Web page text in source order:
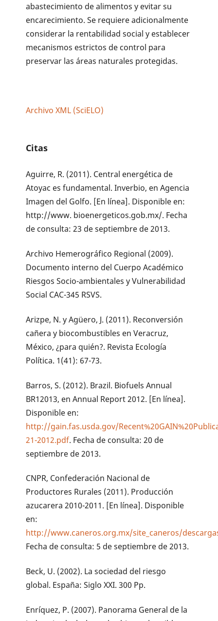
abastecimiento de ali­mentos y evitar su
encarecimiento. Se requiere adicionalmente
con­siderar la rentabilidad social y establecer
mecanismos estrictos de control para
preservar las áreas naturales protegidas.
Archivo XML (SciELO)
Citas
Aguirre, R. (2011). Central energética de
Atoyac es fundamental. Inverbio, en Agencia
Imagen del Golfo. [En línea]. Disponible en:
http://www. bioenergeticos.gob.mx/. Fecha
de consulta: 23 de septiembre de 2013.
Archivo Hemerográfico Regional (2009).
Documento interno del Cuerpo Académico
Riesgos Socio-ambientales y Vulnerabilidad
Social CAC-345 RSVS.
Arizpe, N. y Agüero, J. (2011). Reconversión
cañera y biocombustibles en Veracruz,
México, ¿para quién?. Revista Ecología
Política. 1(41): 67-73.
Barros, S. (2012). Brazil. Biofuels Annual
BR12013, en Annual Report 2012. [En línea].
Disponible en:
http://gain.fas.usda.gov/
21-2012.pdf. Fecha de consulta: 20 de
septiembre de 2013.
CNPR, Confederación Nacional de
Productores Rurales (2011). Producción
azucarera 2010-2011. [En línea]. Disponible
en:
http://www.caneros.org.mx/site_caneros/
Fecha de consulta: 5 de septiembre de 2013.
Beck, U. (2002). La sociedad del riesgo
global. España: Siglo XXI. 300 Pp.
Enríquez, P. (2007). Panorama General de la